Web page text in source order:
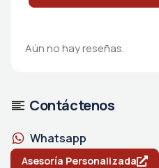
Aún no hay reseñas.
Contáctenos
Whatsapp
Asesoría Personalizada